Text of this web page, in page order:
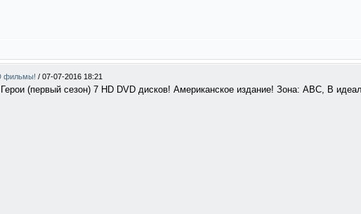
фильмы! / 07-07-2016 18:21
(первый сезон) 7 HD DVD дисков! Американское издание! Зона: АВС, В